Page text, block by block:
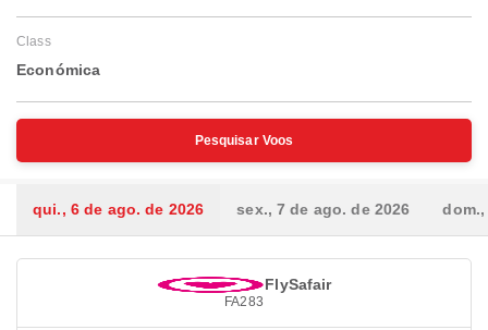
Class
Económica
Pesquisar Voos
qui., 6 de ago. de 2026 sex., 7 de ago. de 2026 dom.,
FlySafair
FA283